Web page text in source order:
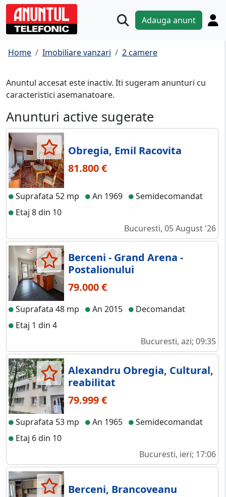
Adauga anunt
Home Imobiliare vanzari 2 camere
Anuntul accesat este inactiv. Iti sugeram anunturi cu
caracteristici asemanatoare.
Anunturi active sugerate
Obregia, Emil Racovita
81.800 €
Suprafata 52 mp An 1969
Semidecomandat
Etaj 8 din 10
Bucuresti, 05 August '26
Berceni - Grand Arena -
Postalionului
79.000 €
Suprafata 48 mp An 2015
Decomandat
Etaj 1 din 4
Bucuresti, azi; 09:35
Alexandru Obregia, Cultural,
reabilitat
79.999 €
Suprafata 53 mp An 1965
Semidecomandat
Etaj 6 din 10
Bucuresti, ieri; 17:06
Berceni, Brancoveanu